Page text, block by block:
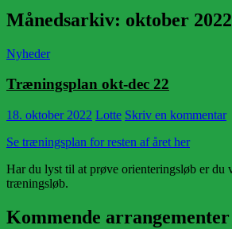
Månedsarkiv: oktober 2022
Nyheder
Træningsplan okt-dec 22
18. oktober 2022 Lotte Skriv en kommentar
Se træningsplan for resten af året her
Har du lyst til at prøve orienteringsløb er du
træningsløb.
Kommende arrangementer